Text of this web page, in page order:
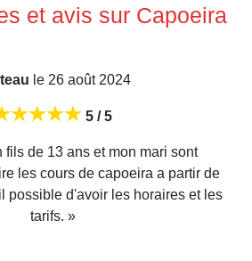
et avis sur Capoeira
le 26 août 2024
5 / 5
fils de 13 ans et mon mari sont
les cours de capoeira a partir de
possible d'avoir les horaires et les
tarifs. »